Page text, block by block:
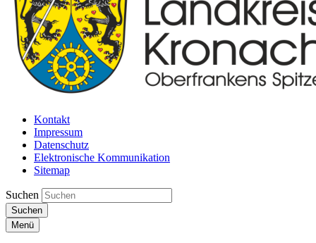
Kontakt
Impressum
Datenschutz
Elektronische Kommunikation
Sitemap
Suchen
Suchen
Menü